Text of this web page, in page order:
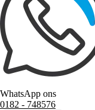
WhatsApp ons
0182 ‑ 748576